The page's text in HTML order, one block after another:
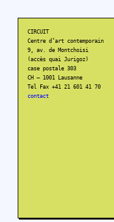
CIRCUIT
Centre d’art contemporain
9, av. de Montchoisi
(accès quai Jurigoz)
case postale 303
CH – 1001 Lausanne
Tel Fax +41 21 601 41 70
contact